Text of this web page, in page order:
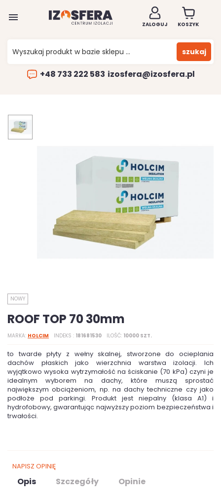

ZALOGUJ KOSZYK
szukaj
+48 733 222 583 izosfera@izosfera.pl
NOWY
ROOF TOP 70 30mm
MARKA HOLCIM INDEKS 181681530 ILOŚĆ 10000 SZT.
to twarde płyty z wełny skalnej, stworzone do ocieplania
dachów płaskich jako wierzchnia warstwa izolacji. Ich
wyjątkowo wysoka wytrzymałość na ściskanie (70 kPa) czyni je
idealnym wyborem na dachy, które muszą sprostać
największym obciążeniom, np. na dachy techniczne czy jako
podłoże pod parkingi. Produkt jest niepalny (klasa A1) i
hydrofobowy, gwarantując najwyższy poziom bezpieczeństwa i
trwałości.
NAPISZ OPINIĘ
Opis Szczegóły
Opinie